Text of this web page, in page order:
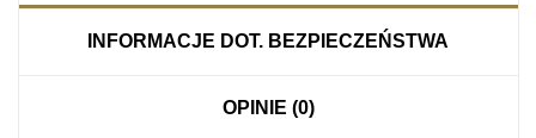
INFORMACJE DOT. BEZPIECZEŃSTWA
OPINIE (0)